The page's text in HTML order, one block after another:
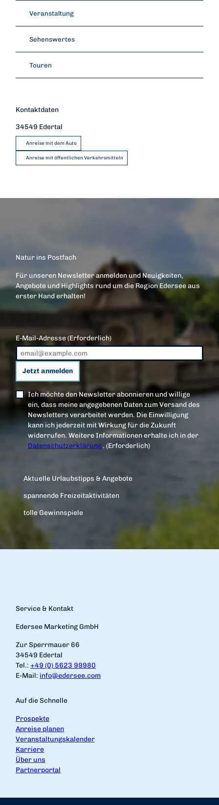
Veranstaltung
Sehenswertes
Touren
Kontaktdaten
34549 Edertal
Anreise mit dem Auto
Anreise mit öffentlichen Verkehrsmitteln
Natur ins Postfach
Für unseren Newsletter anmelden und Neuigkeiten,
Angebote und Highlights rund um die Region Edersee aus
erster Hand erhalten!
E-Mail-Adresse(Erforderlich)
Jetzt anmelden
Ich möchte den Newsletter abonnieren und willige
ein, dass meine angegebenen Daten zum Versand des
Newsletters verarbeitet werden. Die Einwilligung
kann ich jederzeit mit Wirkung für die Zukunft
widerrufen. Weitere Informationen erhalte ich in der
Datenschutzerklärung.(Erforderlich)
Aktuelle Urlaubstipps & Angebote
spannende Freizeitaktivitäten
tolle Gewinnspiele
Service & Kontakt
Edersee Marketing GmbH
Zur Sperrmauer 66
34549 Edertal
Tel.: +49 (0) 5623 99980
E-Mail: info@edersee.com
Auf die Schnelle
Prospekte
Anreise planen
Veranstaltungskalender
Karriere
Über uns
Partnerportal